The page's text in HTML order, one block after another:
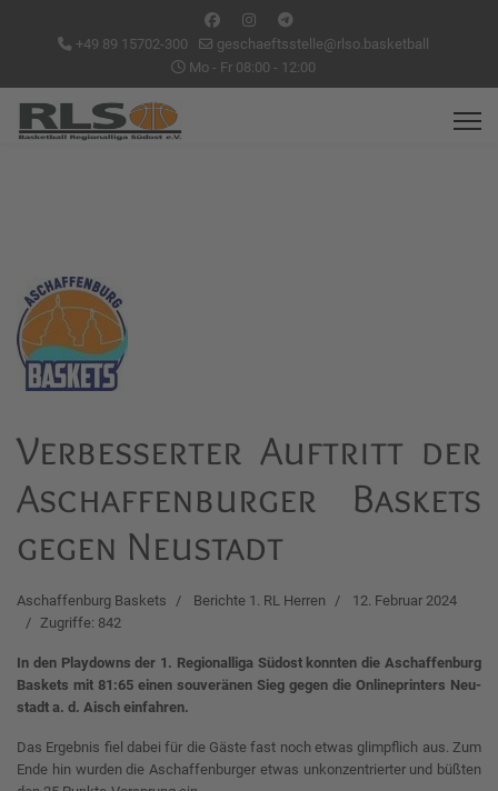
+49 89 15702-300
geschaeftsstelle@rlso.basketball
Mo - Fr 08:00 - 12:00
Verbesserter Auftritt der
Aschaffenburger Baskets
gegen Neustadt
Aschaffenburg Baskets Berichte 1. RL Herren
12. Februar 2024
Zugriffe: 842
In den Play­downs der 1. Re­gio­nal­li­ga Südost konn­ten die Aschaf­fen­burg
Bas­kets mit 81:65 ei­nen souveränen Sieg ge­gen die On­li­ne­prin­ters Neu­
stadt a. d. Aisch ein­fah­ren.
Das Er­geb­nis fiel da­bei für die Gäs­te fast noch et­was glimpf­lich aus. Zum
En­de hin wur­den die Aschaf­fen­bur­ger et­was un­kon­zen­trier­ter und büß­ten